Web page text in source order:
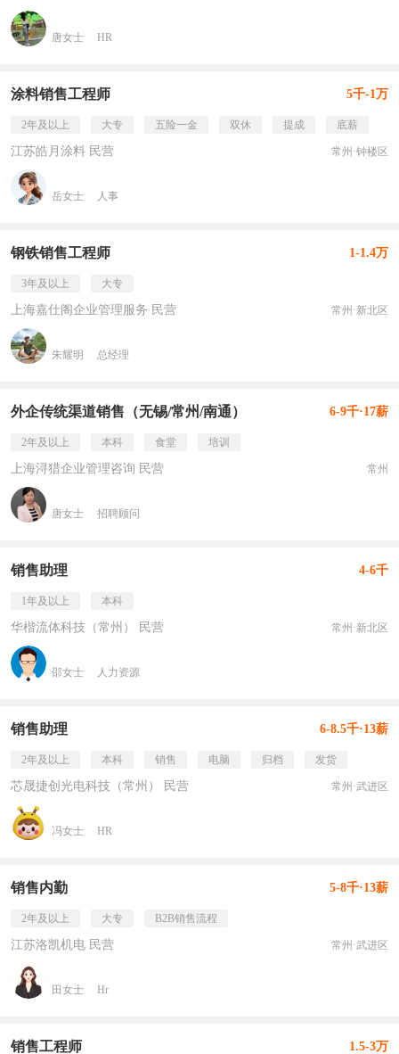
唐女士 HR
涂料销售工程师 5千-1万
2年及以上 大专 五险一金 双休 提成 底薪
江苏皓月涂料 民营 常州·钟楼区
岳女士 人事
钢铁销售工程师 1-1.4万
3年及以上 大专
上海嘉仕阁企业管理服务 民营 常州·新北区
朱耀明 总经理
外企传统渠道销售（无锡/常州/南通） 6-9千·17薪
2年及以上 本科 食堂 培训
上海浔猎企业管理咨询 民营 常州
唐女士 招聘顾问
销售助理 4-6千
1年及以上 本科
华楷流体科技（常州） 民营 常州·新北区
邵女士 人力资源
销售助理 6-8.5千·13薪
2年及以上 本科 销售 电脑 归档 发货
芯晟捷创光电科技（常州） 民营 常州·武进区
冯女士 HR
销售内勤 5-8千·13薪
2年及以上 大专 B2B销售流程
江苏洛凯机电 民营 常州·武进区
田女士 Hr
销售工程师 1.5-3万